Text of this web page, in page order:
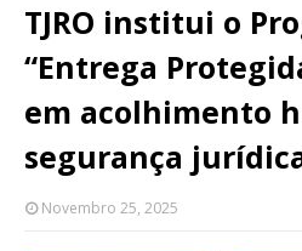
TJRO institui o
“Entrega
em acolhimento
segurança
Novembro 25, 2025